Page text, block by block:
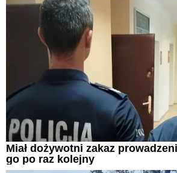
Miał dożywotni zakaz
go po raz kolejny